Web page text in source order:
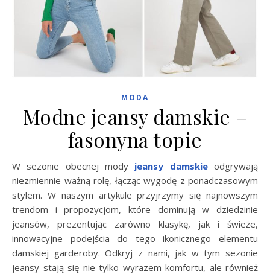
MODA
Modne jeansy damskie –
fasonyna topie
W sezonie obecnej mody jeansy damskieodgrywają
niezmiennie ważną rolę, łącząc wygodę z ponadczasowym
stylem. W naszym artykule przyjrzymy się najnowszym
trendom i propozycjom, które dominują w dziedzinie
jeansów, prezentując zarówno klasykę, jak i świeże,
innowacyjne podejścia do tego ikonicznego elementu
damskiej garderoby. Odkryj z nami, jak w tym sezonie
jeansy stają się nie tylko wyrazem komfortu, ale również